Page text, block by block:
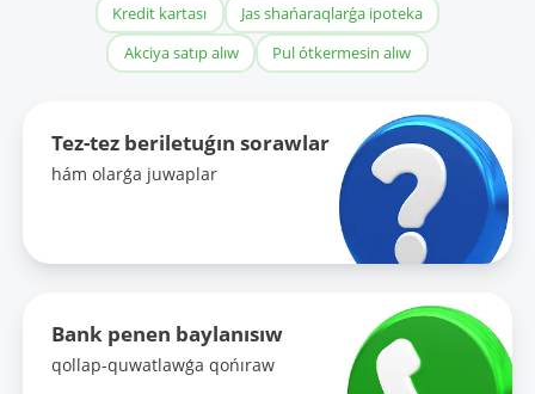
Kredit kartası
Jas shańaraqlarǵa ipoteka
Akciya satıp alıw
Pul ótkermesin alıw
Tez-tez beriletuǵın sorawlar
hám olarǵa juwaplar
Bank penen baylanısıw
qollap-quwatlawǵa qońıraw